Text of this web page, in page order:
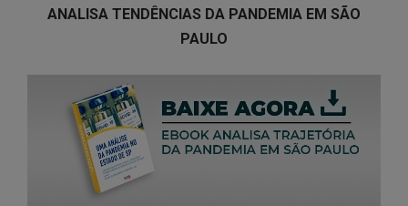
ANALISA TENDÊNCIAS DA PANDEMIA EM SÃO
PAULO